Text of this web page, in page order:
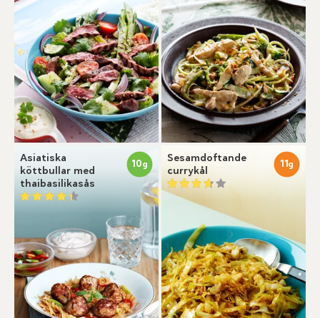
Asiatiska
köttbullar med
thaibasilikasås
10g
Sesamdoftande
currykål
11g